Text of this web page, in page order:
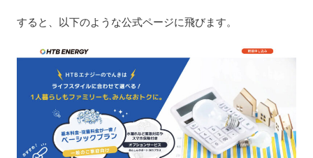
すると、以下のような公式ページに飛びます。